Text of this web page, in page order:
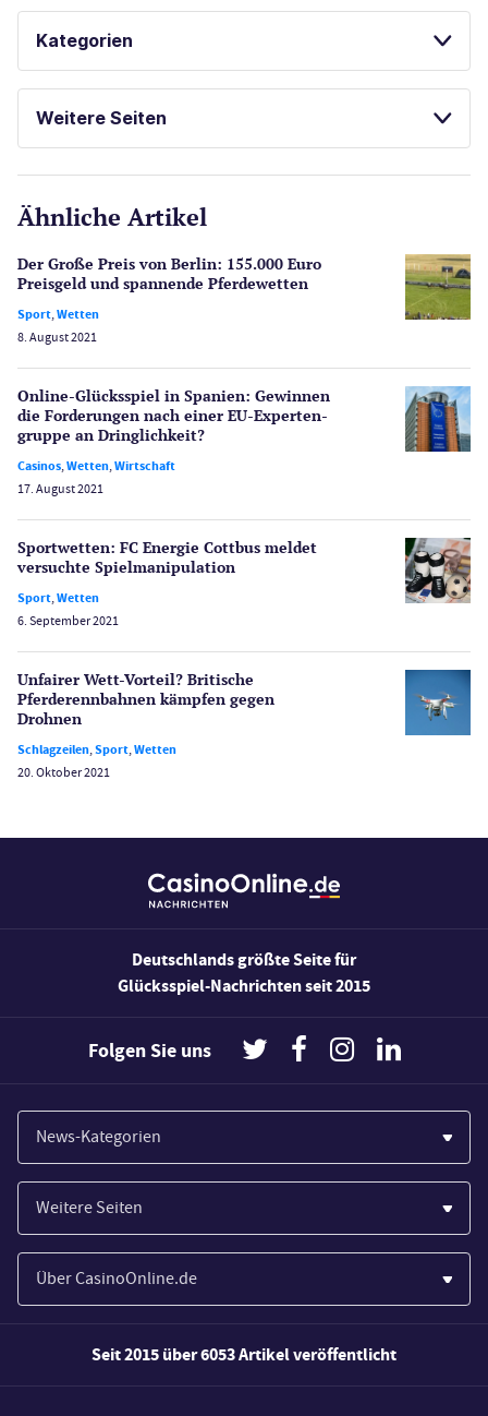
SPORTWETTEN BESTE ONLINE CASINOS
SPIELAUTOMATEN ONLINE SPIELEN
Kategorien
Gesetzgebung
Lotterie
Poker
Schlagzeilen
Spiele
Spielerschutz
Sport
Wetten
Wirtschaft
Weitere Seiten
CasinoOnline.de
PayPal Casinos
Merkur Casinos
Spielautomaten
Casino Testberichte
Bonus Ohne Einzahlung
Ähnliche Artikel
Der Große Preis von Berlin: 155.000 Euro
Preisgeld und spannende Pferdewetten
Sport,Wetten
8. August 2021
Online-Glücksspiel in Spanien: Gewinnen
die Forderungen nach einer EU-Experten­
gruppe an Dringlichkeit?
Casinos,Wetten,Wirtschaft
17. August 2021
Sportwetten: FC Energie Cottbus meldet
versuchte Spiel­manipulation
Sport,Wetten
6. September 2021
Unfairer Wett-Vorteil? Britische
Pferderenn­bahnen kämpfen gegen
Drohnen
Schlagzeilen,Sport,Wetten
20. Oktober 2021
Deutschlands größte Seite für
Glücksspiel-Nachrichten seit 2015
Folgen Sie uns
News-Kategorien
Casinos
Wirtschaft
Spiele
Weitere Seiten
Paypal Casinos
Novoline Casinos
Merkur Casinos
Über CasinoOnline.de
Seit 2015 über 6053 Artikel veröffentlicht